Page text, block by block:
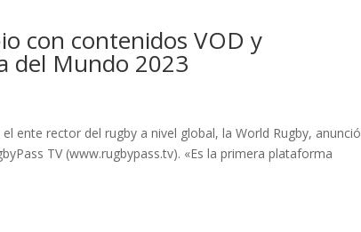
con contenidos VOD y
del Mundo 2023
ente rector del rugby a nivel global, la World Rugby, anunció
TV (www.rugbypass.tv). «Es la primera plataforma